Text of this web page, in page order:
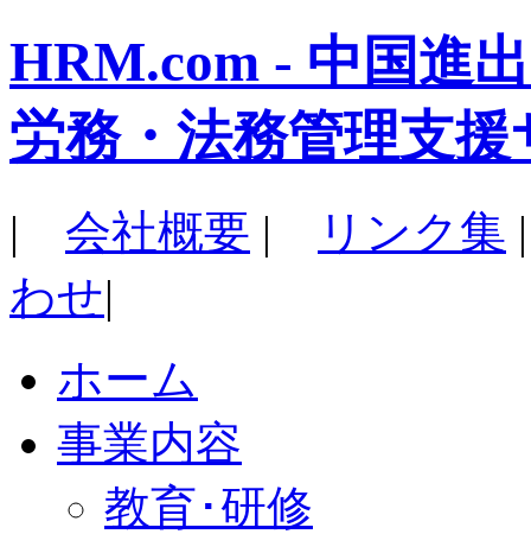
HRM.com - 中国進
労務・法務管理支援
| 会社概要 | リンク集
わせ|
ホーム
事業内容
教育･研修